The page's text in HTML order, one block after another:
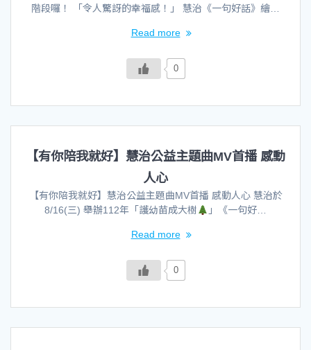
階段囉！ 「令人驚訝的幸福感！」 慧治《一句好話》繪…
Read more
0
【有你陪我就好】慧治公益主題曲MV首播 感動
人心
【有你陪我就好】慧治公益主題曲MV首播 感動人心 慧治於
8/16(三) 舉辦112年「護幼苗成大樹
」《一句好…
Read more
0